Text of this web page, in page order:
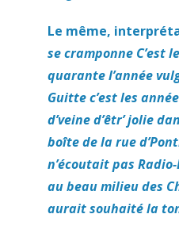
Le même,
se cramponne C’est
quarante l’année
Guitte c’est les
d’veine d’êtr’ jolie
boîte de la rue
n’écoutait pas
au beau milieu des
aurait souhaité la